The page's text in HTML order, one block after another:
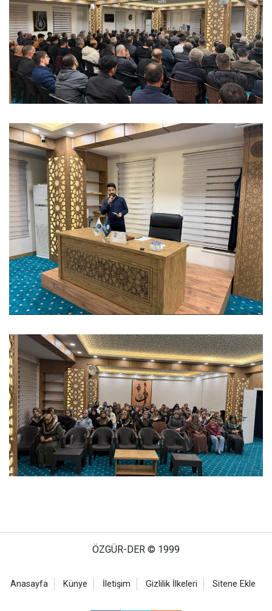
ÖZGÜR-DER © 1999
Anasayfa Künye İletişim Gizlilik İlkeleri Sitene Ekle